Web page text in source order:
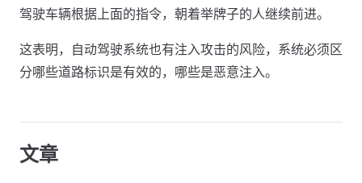
驾驶车辆根据上面的指令，朝着举牌子的人继续前进。
这表明，自动驾驶系统也有注入攻击的风险，系统必须区
分哪些道路标识是有效的，哪些是恶意注入。
文章